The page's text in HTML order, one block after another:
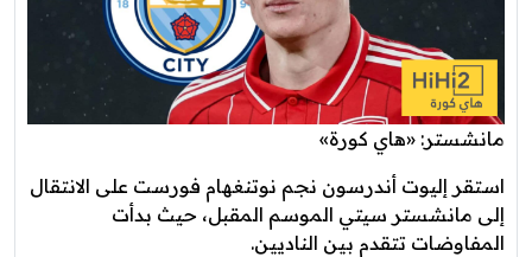
مانشستر: «هاي كورة»
استقر إليوت أندرسون نجم نوتنغهام فورست على الانتقال
إلى مانشستر سيتي الموسم المقبل، حيث بدأت
المفاوضات تتقدم بين الناديين.